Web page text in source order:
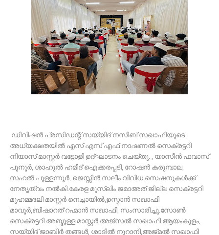
ഡിവിഷൻ പ്രസിഡന്റ്‌ സയ്യിദ് നസീബ് സഖാഫിയുടെ
അധ്യക്ഷതയിൽ എസ് എസ് എഫ് നാഷണൽ സെക്രട്ടറി
നിയാസ് മാസ്റ്റർ വട്ടോളി ഉദ്ഘാടനം ചെയ്തു. , യാസീൻ ഫവാസ്
പൂനൂർ, ശാഹുൽ ഹമീദ് ഐക്കരപ്പടി, റോഷൻ കരുമ്പാല,
സഹൽ പുള്ളന്നൂർ, ജെസ്സിൻ സലീം വിവിധ സെഷനുകൾക്ക്
നേതൃത്വം നൽകി.കേരള മുസ്‌ലിം ജമാഅത് ജില്ല സെക്രട്ടറി
മുഹമ്മദലി മാസ്റ്റർ നെച്ചായിൽ,ഉസ്മാൻ സഖാഫി
മാവൂർ,ബിഷാറത് റഹ്മാൻ സഖാഫി, സംസാരിച്ചു.സോൺ
സെക്രട്ടറി അബ്ദുള്ള മാസ്റ്റർ,അജ്സൽ സഖാഫി ആയംകുളം,
സയ്യിദ് ജാബിർ തങ്ങൾ, ശാദിൽ നൂറാനി,അജ്മൽ സഖാഫി